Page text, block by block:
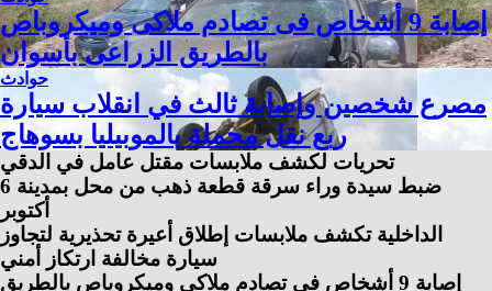
إصابة 9 أشخاص فى تصادم ملاكى وميكروباص
بالطريق الزراعى بأسوان
حوادث
مصرع شخصين وإصابة ثالث في انقلاب سيارة
ربع نقل محملة بالموبيليا بسوهاج
تحريات لكشف ملابسات مقتل عامل في الدقي
ضبط سيدة وراء سرقة قطعة ذهب من محل بمدينة 6
أكتوبر
الداخلية تكشف ملابسات إطلاق أعيرة تحذيرية لتجاوز
سيارة مخالفة ارتكاز أمني
إصابة 9 أشخاص فى تصادم ملاكى وميكروباص بالطريق